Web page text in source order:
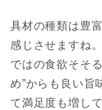
具材の種類は豊
感じさせますね
ではの食欲そそ
め”からも良い旨
て満足度も増し